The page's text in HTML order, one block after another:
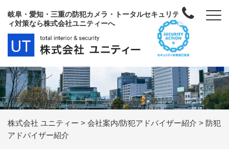
岐阜・愛知・三重の防犯カメラ・トータルセキュリテ
ィ対策なら株式会社ユニティーへ
株式会社 ユニティー > 会社案内/防犯アドバイザー紹介 > 防犯
アドバイザー紹介